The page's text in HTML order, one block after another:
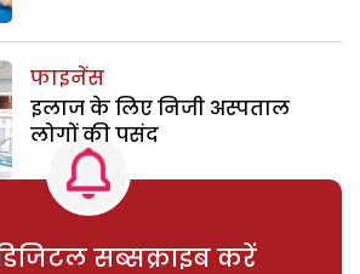
फाइनेंस
इलाज के लिए निजी अस्पताल
लोगों की पसंद
सब्सक्राइब करें